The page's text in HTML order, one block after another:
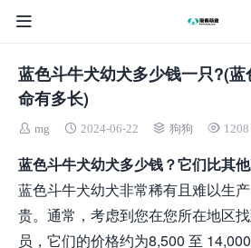
蓝色斗牛犬幼犬多少钱一只?(
命有多长)
mg 2024-06-22 狗狗 1208
蓝色斗牛犬幼犬多少钱？它们比其
蓝色斗牛犬幼犬非常稀有且难以生
贵。通常，考虑到您在您所在地区
员，它们的价格约为8,500 至